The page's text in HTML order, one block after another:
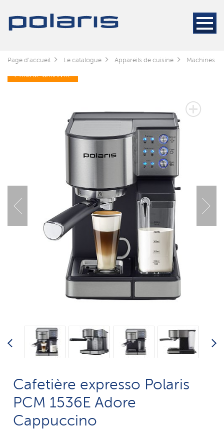
Page d'accueil Le catalogue Appareils de cuisine Machines à
2 ANS DE GARANTIE
Cafetière expresso Polaris
PCM 1536E Adore
Cappuccino